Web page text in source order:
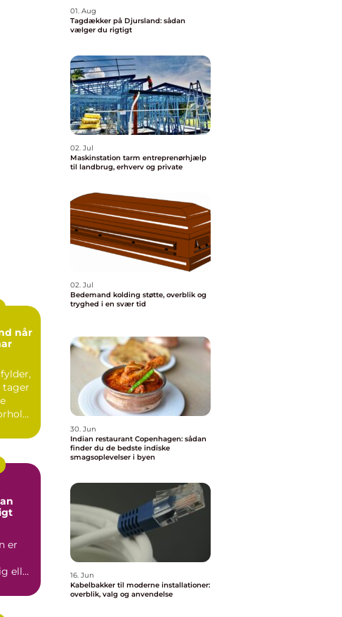
tager
er
eller
01. Aug
Tagdækker på Djursland: sådan
vælger du rigtigt
02. Jul
Maskinstation tarm entreprenørhjælp
til landbrug, erhverv og private
02. Jul
Bedemand kolding støtte, overblik og
tryghed i en svær tid
30. Jun
Indian restaurant Copenhagen: sådan
finder du de bedste indiske
smagsoplevelser i byen
16. Jun
Kabelbakker til moderne installationer:
overblik, valg og anvendelse